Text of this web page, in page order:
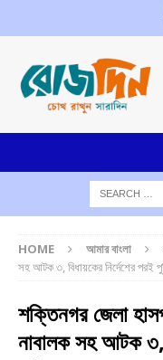
HOME আমার বাংলা
সহ আটক ৩, বিধায়কের নির্দেশের পরই
শক্তিনগর জেলা
নাবালক সহ আটক ৩,